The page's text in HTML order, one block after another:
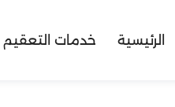
الرئيسية خدمات التعقيم